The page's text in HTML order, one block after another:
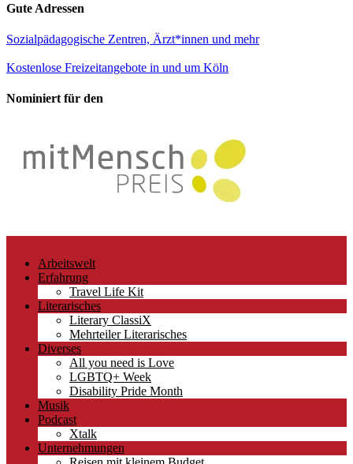
Gute Adressen
Sozialpädagogische Zentren, Ärzt*innen und mehr
Kostenlose Freizeitangebote in und um Köln
Nominiert für den
Arbeitswelt
Erfahrung
Travel Life Kit
Literarisches
Literary ClassiX
Mehrteiler Literarisches
Diverses
All you need is Love
LGBTQ+ Week
Disability Pride Month
Musik
Podcast
Xtalk
Unternehmungen